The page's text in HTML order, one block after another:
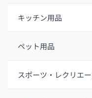
キッチン用品
ペット用品
スポーツ・レクリエ